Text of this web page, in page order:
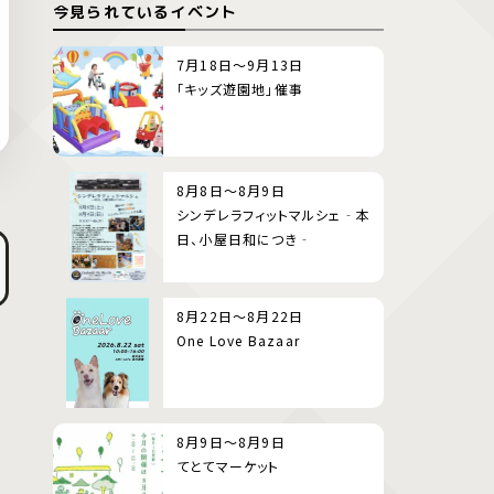
今見られているイベント
7月18日～9月13日
「キッズ遊園地」催事
8月8日～8月9日
シンデレラフィットマルシェ‐本
日、小屋日和につき‐
8月22日～8月22日
One Love Bazaar
8月9日～8月9日
てとてマーケット